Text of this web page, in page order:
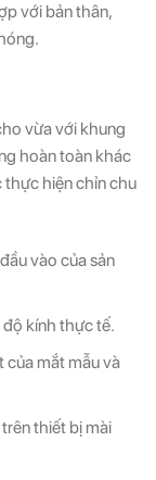
với bản thân,
vừa với khung
hoàn toàn khác
thực hiện chỉn chu
vào của sản
kính thực tế.
của mắt mẫu và
thiết bị mài